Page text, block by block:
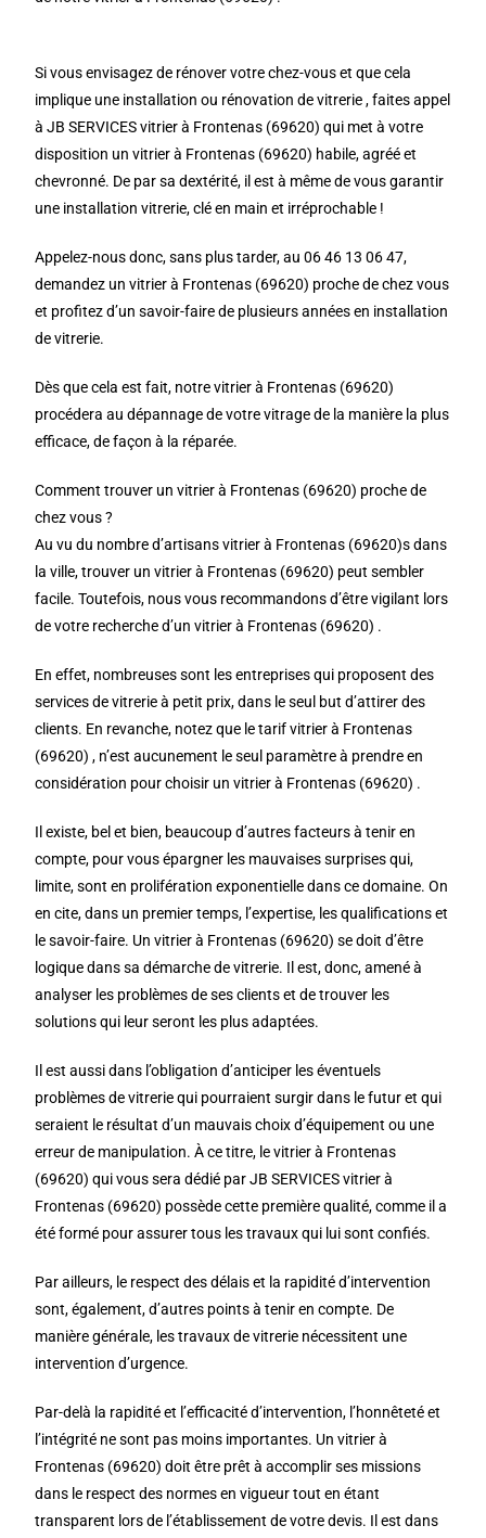
Si vous envisagez de rénover votre chez-vous et que cela
implique une installation ou rénovation de vitrerie , faites appel
à JB SERVICES vitrier à Frontenas (69620) qui met à votre
disposition un vitrier à Frontenas (69620) habile, agréé et
chevronné. De par sa dextérité, il est à même de vous garantir
une installation vitrerie, clé en main et irréprochable !
Appelez-nous donc, sans plus tarder, au 06 46 13 06 47,
demandez un vitrier à Frontenas (69620) proche de chez vous
et profitez d’un savoir-faire de plusieurs années en installation
de vitrerie.
Dès que cela est fait, notre vitrier à Frontenas (69620)
procédera au dépannage de votre vitrage de la manière la plus
efficace, de façon à la réparée.
Comment trouver un vitrier à Frontenas (69620) proche de
chez vous ?
Au vu du nombre d’artisans vitrier à Frontenas (69620)s dans
la ville, trouver un vitrier à Frontenas (69620) peut sembler
facile. Toutefois, nous vous recommandons d’être vigilant lors
de votre recherche d’un vitrier à Frontenas (69620) .
En effet, nombreuses sont les entreprises qui proposent des
services de vitrerie à petit prix, dans le seul but d’attirer des
clients. En revanche, notez que le tarif vitrier à Frontenas
(69620) , n’est aucunement le seul paramètre à prendre en
considération pour choisir un vitrier à Frontenas (69620) .
Il existe, bel et bien, beaucoup d’autres facteurs à tenir en
compte, pour vous épargner les mauvaises surprises qui,
limite, sont en prolifération exponentielle dans ce domaine. On
en cite, dans un premier temps, l’expertise, les qualifications et
le savoir-faire. Un vitrier à Frontenas (69620) se doit d’être
logique dans sa démarche de vitrerie. Il est, donc, amené à
analyser les problèmes de ses clients et de trouver les
solutions qui leur seront les plus adaptées.
Il est aussi dans l’obligation d’anticiper les éventuels
problèmes de vitrerie qui pourraient surgir dans le futur et qui
seraient le résultat d’un mauvais choix d’équipement ou une
erreur de manipulation. À ce titre, le vitrier à Frontenas
(69620) qui vous sera dédié par JB SERVICES vitrier à
Frontenas (69620) possède cette première qualité, comme il a
été formé pour assurer tous les travaux qui lui sont confiés.
Par ailleurs, le respect des délais et la rapidité d’intervention
sont, également, d’autres points à tenir en compte. De
manière générale, les travaux de vitrerie nécessitent une
intervention d’urgence.
Par-delà la rapidité et l’efficacité d’intervention, l’honnêteté et
l’intégrité ne sont pas moins importantes. Un vitrier à
Frontenas (69620) doit être prêt à accomplir ses missions
dans le respect des normes en vigueur tout en étant
transparent lors de l’établissement de votre devis. Il est dans